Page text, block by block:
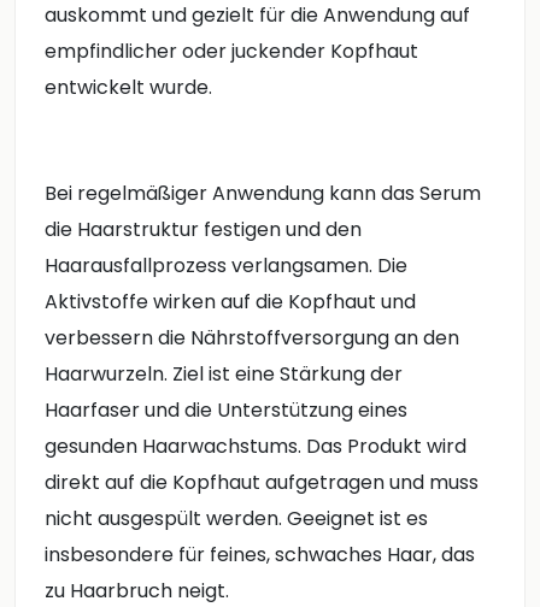
auskommt und gezielt für die Anwendung auf
empfindlicher oder juckender Kopfhaut
entwickelt wurde.
Bei regelmäßiger Anwendung kann das Serum
die Haarstruktur festigen und den
Haarausfallprozess verlangsamen. Die
Aktivstoffe wirken auf die Kopfhaut und
verbessern die Nährstoffversorgung an den
Haarwurzeln. Ziel ist eine Stärkung der
Haarfaser und die Unterstützung eines
gesunden Haarwachstums. Das Produkt wird
direkt auf die Kopfhaut aufgetragen und muss
nicht ausgespült werden. Geeignet ist es
insbesondere für feines, schwaches Haar, das
zu Haarbruch neigt.